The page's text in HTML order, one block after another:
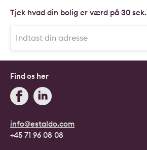
Tjek hvad din bolig er værd på 30 sek.
info@estaldo.com
+45 71 96 08 08
Find os her